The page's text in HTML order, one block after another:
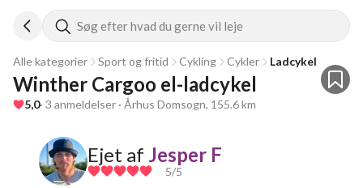
Søg efter hvad du gerne vil leje
Alle kategorier Sport og fritid Cykling Cykler Ladcykel
Winther Cargoo el-ladcykel
5,0· 3 anmeldelser · Århus Domsogn, 155.6 km
Ejet af Jesper F
5/5